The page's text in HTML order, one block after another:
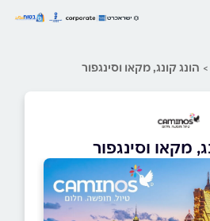
> הונג קונג, מקאו וסינגפור
מקאו וסינגפור